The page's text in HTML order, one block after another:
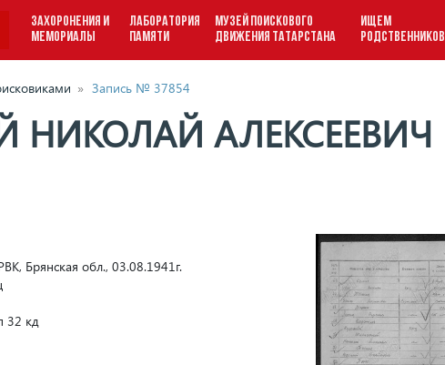
ЗАХОРОНЕНИЯ И
МЕМОРИАЛЫ
ЛАБОРАТОРИЯ
ПАМЯТИ
МУЗЕЙ ПОИСКОВОГО
ДВИЖЕНИЯ ТАТАРСТАНА
ИЩЕМ
РОДСТВЕННИКОВ
» Запись № 37854
НИКОЛАЙ АЛЕКСЕЕВИЧ
Брянская обл., 03.08.1941г.
32 кд